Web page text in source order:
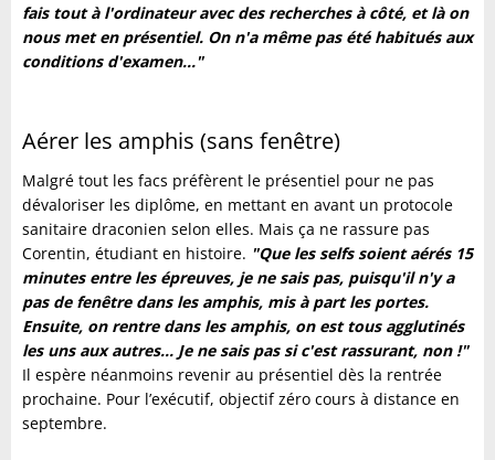
fais tout à l'ordinateur avec des recherches à côté, et là on
nous met en présentiel. On n'a même pas été habitués aux
conditions d'examen..."
Aérer les amphis (sans fenêtre)
Malgré tout les facs préfèrent le présentiel pour ne pas
dévaloriser les diplôme, en mettant en avant un protocole
sanitaire draconien selon elles. Mais ça ne rassure pas
Corentin, étudiant en histoire. "Que les selfs soient aérés 15
minutes entre les épreuves, je ne sais pas, puisqu'il n'y a
pas de fenêtre dans les amphis, mis à part les portes.
Ensuite, on rentre dans les amphis, on est tous agglutinés
les uns aux autres... Je ne sais pas si c'est rassurant, non !"
Il espère néanmoins revenir au présentiel dès la rentrée
prochaine. Pour l’exécutif, objectif zéro cours à distance en
septembre.